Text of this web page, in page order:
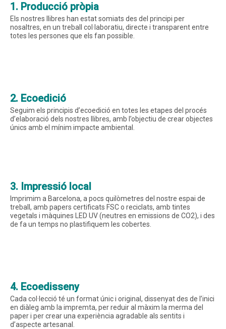
1. Producció pròpia
Els nostres llibres han estat somiats des del principi per
nosaltres, en un treball col·laboratiu, directe i transparent entre
totes les persones que els fan possible.
2. Ecoedició
Seguim els principis d’ecoedició en totes les etapes del procés
d’elaboració dels nostres llibres, amb l’objectiu de crear objectes
únics amb el mínim impacte ambiental.
3. Impressió local
Imprimim a Barcelona, a pocs quilòmetres del nostre espai de
treball, amb papers certificats FSC o reciclats, amb tintes
vegetals i màquines LED UV (neutres en emissions de CO2), i des
de fa un temps no plastifiquem les cobertes.
4. Ecoedisseny
Cada col·lecció té un format únic i original, dissenyat des de l’inici
en diàleg amb la impremta, per reduir al màxim la merma del
paper i per crear una experiència agradable als sentits i
d’aspecte artesanal.